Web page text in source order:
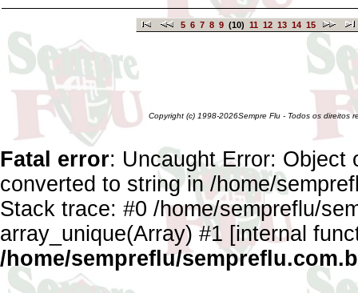
5 6 7 8 9 (10) 11 12 13 14 15
Copyright (c) 1998-2026Sempre Flu - Todos os direitos
Fatal error: Uncaught Error: Object
converted to string in /home/
Stack trace: #0 /home/sempreflu/
array_unique(Array) #1 [internal
/home/sempreflu/